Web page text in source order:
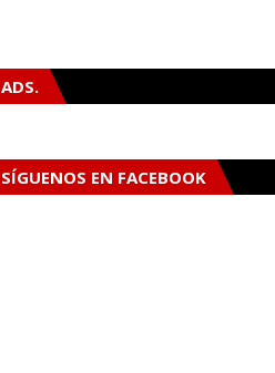
ADS.
SÍGUENOS EN FACEBOOK